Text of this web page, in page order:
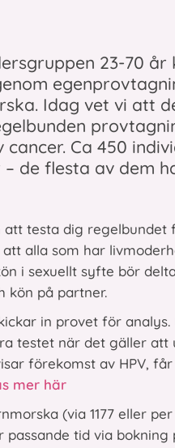
23-70
Idag vet vi att
Ca 450
de flesta av dem
testa dig
alla som har
i sexuellt syfte bör
kön på partner.
in provet för
testet när det gäller att
förekomst av HPV,
mer här
(via 1177 eller
tid via bokning